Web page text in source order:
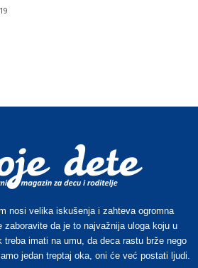
nosi velika iskušenja i zahteva ogromna
zaboravite da je to najvažnija uloga koju u
imati na umu, da deca rastu brže nego
jedan treptaj oka, oni će već postati ljudi.